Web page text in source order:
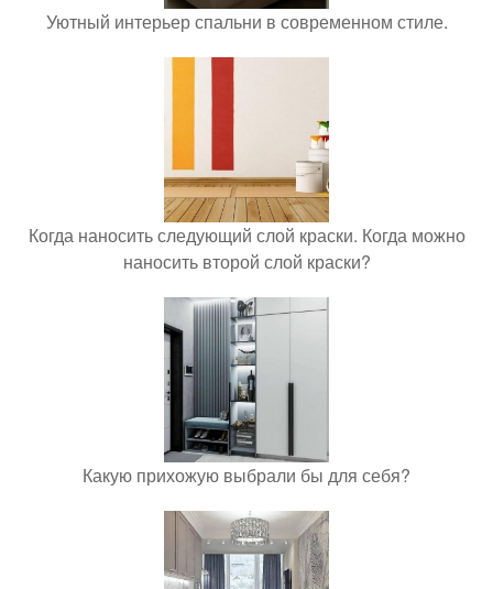
Уютный интерьер спальни в современном стиле.
Когда наносить следующий слой краски. Когда можно
наносить второй слой краски?
Какую прихожую выбрали бы для себя?